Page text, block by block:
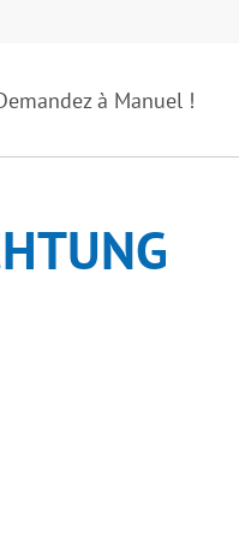
à Manuel !